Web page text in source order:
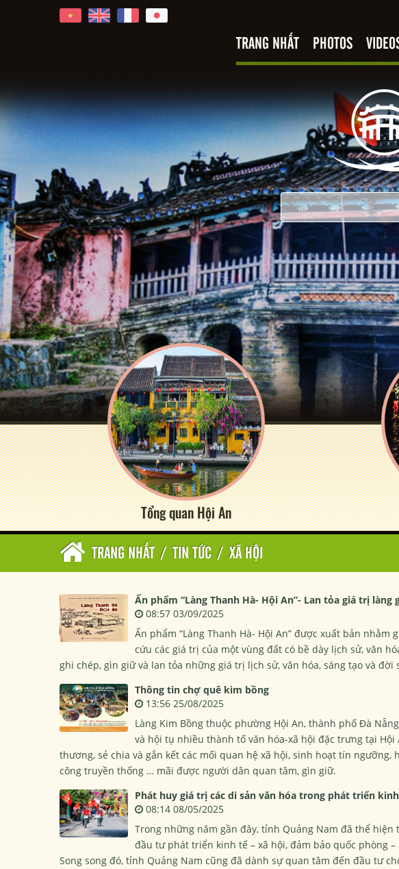
TRANG NHẤT PHOTOS
Tổng quan Hội An
TRANG NHẤT / TIN TỨC / XÃ HỘI
Ấn phẩm “Làng Thanh Hà- Hội An”- Lan tỏa giá trị làng
08:57 03/09/2025
Ấn phẩm “Làng Thanh Hà- Hội An” được xuất bản
cứu các giá trị của một vùng đất có bề dày lịch sử, văn
ghi chép, gìn giữ và lan tỏa những giá trị lịch sử, văn hóa, sáng tạo và đời
Thông tin chợ quê kim bồng
13:56 25/08/2025
Làng Kim Bồng thuộc phường Hội An, thành phố Đà
và hội tụ nhiều thành tố văn hóa-xã hội đặc trưng tại Hội
thương, sẻ chia và gắn kết các mối quan hệ xã hội, sinh hoạt tín ngưỡng,
công truyền thống … mãi được người dân quan tâm, gìn giữ.
Phát huy giá trị các di sản văn hóa trong phát triển
08:14 08/05/2025
Trong những năm gần đây, tỉnh Quảng Nam đã thể
đầu tư phát triển kinh tế – xã hội, đảm bảo quốc phòng
Song song đó, tỉnh Quảng Nam cũng đã dành sự quan tâm đến đầu tư